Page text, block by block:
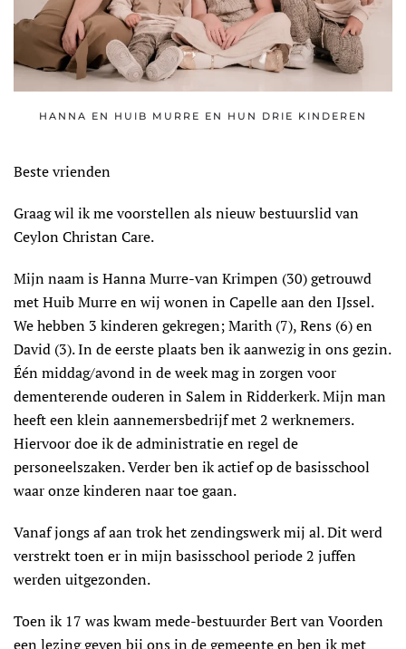
HANNA EN HUIB MURRE EN HUN DRIE KINDEREN
Beste vrienden
Graag wil ik me voorstellen als nieuw bestuurslid van
Ceylon Christan Care.
Mijn naam is Hanna Murre-van Krimpen (30) getrouwd
met Huib Murre en wij wonen in Capelle aan den IJssel.
We hebben 3 kinderen gekregen; Marith (7), Rens (6) en
David (3). In de eerste plaats ben ik aanwezig in ons gezin.
Één middag/avond in de week mag in zorgen voor
dementerende ouderen in Salem in Ridderkerk. Mijn man
heeft een klein aannemersbedrijf met 2 werknemers.
Hiervoor doe ik de administratie en regel de
personeelszaken. Verder ben ik actief op de basisschool
waar onze kinderen naar toe gaan.
Vanaf jongs af aan trok het zendingswerk mij al. Dit werd
verstrekt toen er in mijn basisschool periode 2 juffen
werden uitgezonden.
Toen ik 17 was kwam mede-bestuurder Bert van Voorden
een lezing geven bij ons in de gemeente en ben ik met